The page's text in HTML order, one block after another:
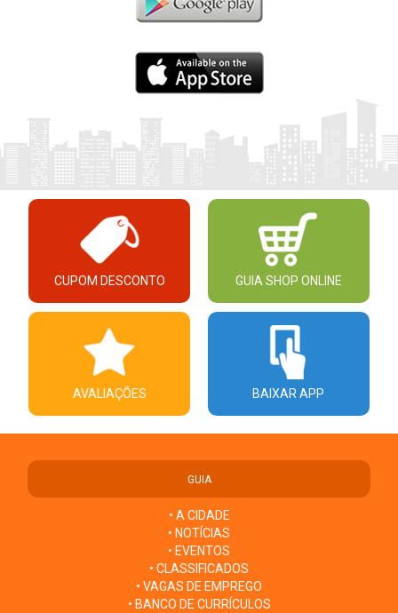
CUPOM DESCONTO GUIA SHOP ONLINE
AVALIAÇÕES BAIXAR APP
GUIA
• A CIDADE
• NOTÍCIAS
• EVENTOS
• CLASSIFICADOS
• VAGAS DE EMPREGO
• BANCO DE CURRÍCULOS